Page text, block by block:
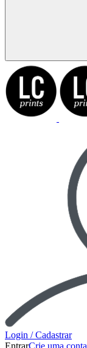
Login / Cadastrar
EntrarCrie uma conta